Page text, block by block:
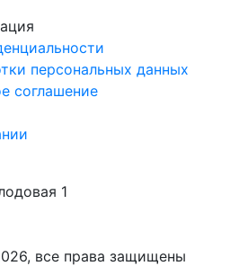
персональных данных
соглашение
1
все права защищены